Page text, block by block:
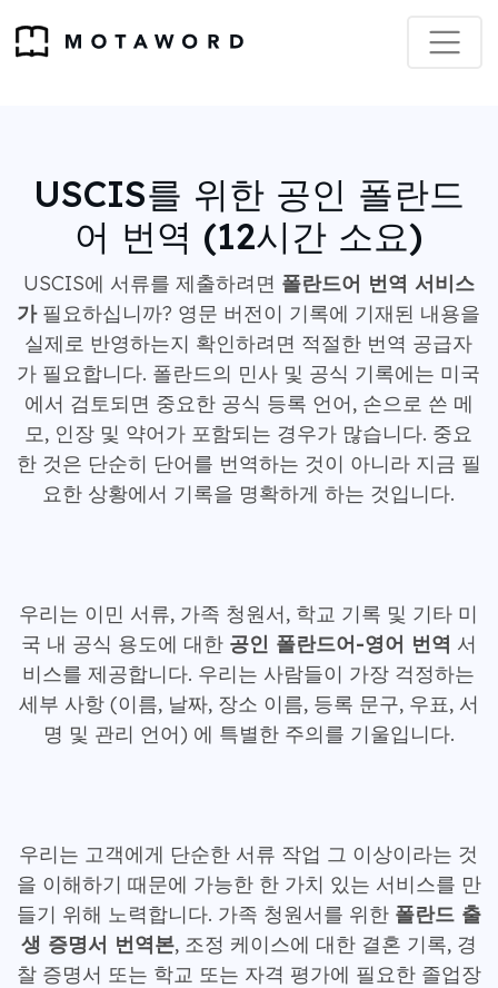
USCIS를 위한 공인 폴란드
어 번역 (12시간 소요)
USCIS에 서류를 제출하려면 폴란드어 번역 서비스
가필요하십니까? 영문 버전이 기록에 기재된 내용을
실제로 반영하는지 확인하려면 적절한 번역 공급자
가 필요합니다. 폴란드의 민사 및 공식 기록에는 미국
에서 검토되면 중요한 공식 등록 언어, 손으로 쓴 메
모, 인장 및 약어가 포함되는 경우가 많습니다. 중요
한 것은 단순히 단어를 번역하는 것이 아니라 지금 필
요한 상황에서 기록을 명확하게 하는 것입니다.
우리는 이민 서류, 가족 청원서, 학교 기록 및 기타 미
국 내 공식 용도에 대한 공인 폴란드어-영어 번역 서
비스를 제공합니다. 우리는 사람들이 가장 걱정하는
세부 사항 (이름, 날짜, 장소 이름, 등록 문구, 우표, 서
명 및 관리 언어) 에 특별한 주의를 기울입니다.
우리는 고객에게 단순한 서류 작업 그 이상이라는 것
을 이해하기 때문에 가능한 한 가치 있는 서비스를 만
들기 위해 노력합니다. 가족 청원서를 위한 폴란드 출
생 증명서 번역본, 조정 케이스에 대한 결혼 기록, 경
찰 증명서 또는 학교 또는 자격 평가에 필요한 졸업장